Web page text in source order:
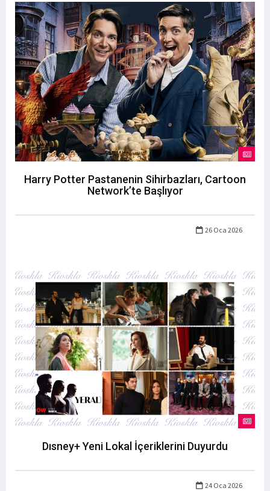
Harry Potter Pastanenin Sihirbazları, Cartoon
Network’te Başlıyor
26 Oca 2026
Dısney+ Yeni Lokal İçeriklerini Duyurdu
24 Oca 2026